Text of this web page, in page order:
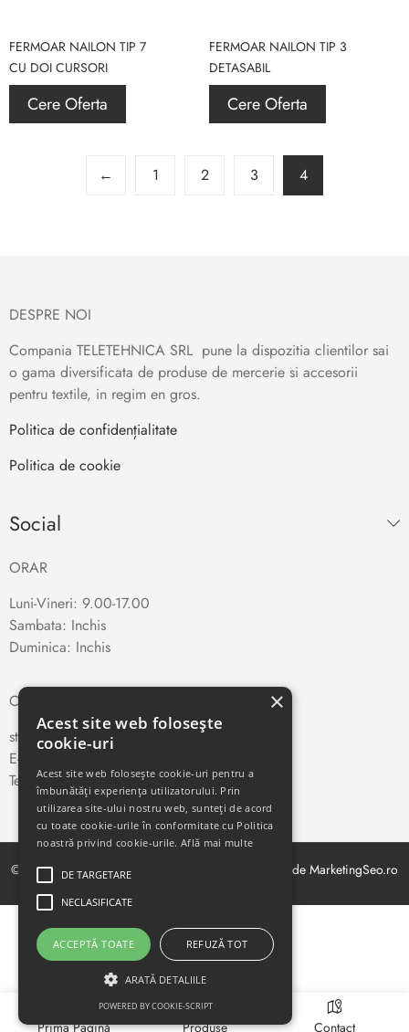
Prima Pagină Produse Contact
FERMOAR NAILON TIP 7
CU DOI CURSORI
Cere Oferta
FERMOAR NAILON TIP 3
DETASABIL
Cere Oferta
← 1 2 3 4
DESPRE NOI
Compania TELETEHNICA SRL pune la dispozitia clientilor sai
o gama diversificata de produse de mercerie si accesorii
pentru textile, in regim en gros.
Politica de confidențialitate
Politica de cookie
Social
ORAR
Luni-Vineri: 9.00-17.00
Sambata: Inchis
Duminica: Inchis
CONTACT
str. Traian Vuia nr. 66, Cluj-Napoca
E-mail:
Telefon:0264-410327
© Copyright 2021. Toate drepturile rezervate. Creat de MarketingSeo.ro
×
Acest site web folosește
cookie-uri
Acest site web folosește cookie-uri pentru a
îmbunătăți experiența utilizatorului. Prin
utilizarea site-ului nostru web, sunteți de acord
cu toate cookie-urile în conformitate cu Politica
noastră privind cookie-urile.Află mai multe
DE TARGETARE
NECLASIFICATE
ACCEPTĂ TOATE REFUZĂ TOT
ARATĂ DETALIILE
POWERED BY COOKIE-SCRIPT